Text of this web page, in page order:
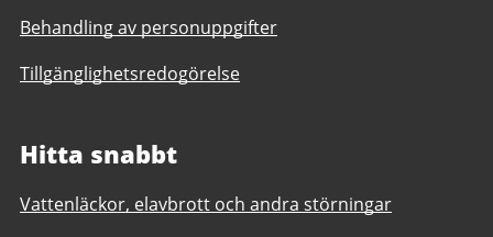
Behandling av personuppgifter
Tillgänglighetsredogörelse
Hitta snabbt
Vattenläckor, elavbrott och andra störningar